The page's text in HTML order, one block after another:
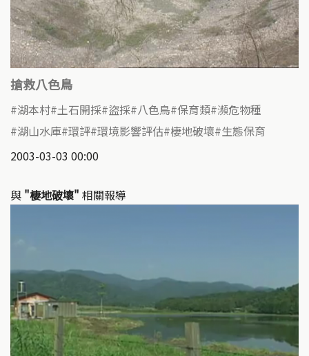
搶救八色鳥
湖本村 土石開採 盜採 八色鳥 保育類 瀕危物種
湖山水庫 環評 環境影響評估 棲地破壞 生態保育
2003-03-03 00:00
與 "棲地破壞" 相關報導